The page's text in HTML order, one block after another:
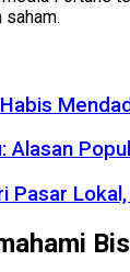
Alasan
Pasar